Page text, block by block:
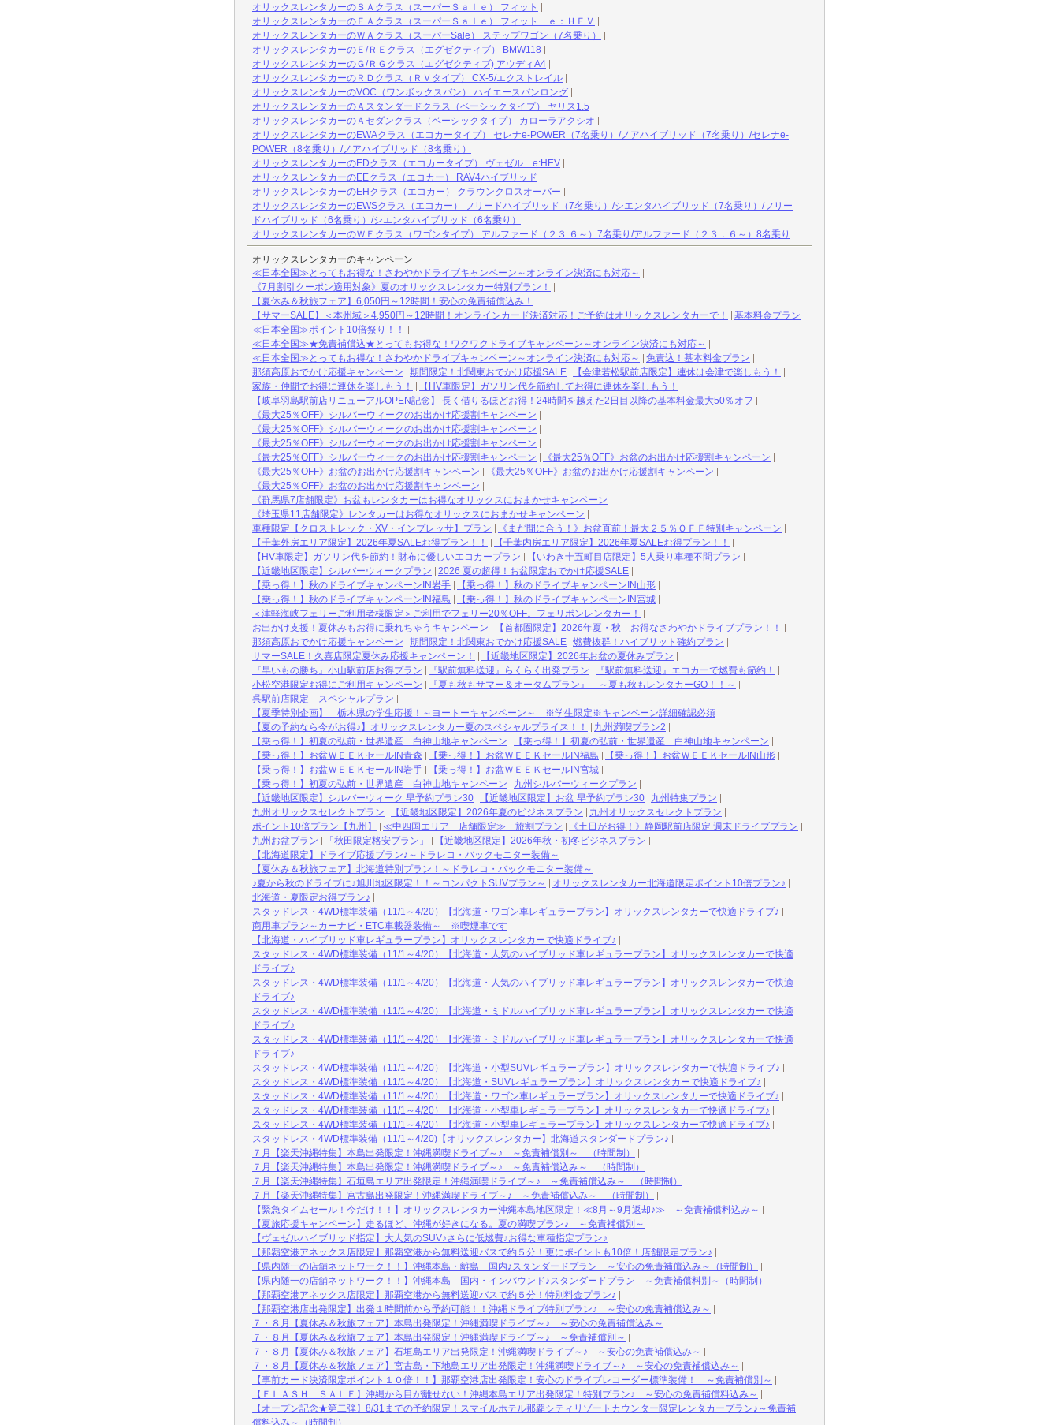
オリックスレンタカーのＳＡクラス（スーパーＳａｌｅ） フィット
オリックスレンタカーのＥＡクラス（スーパーＳａｌｅ） フィット ｅ：ＨＥＶ
オリックスレンタカーのＷＡクラス（スーパーSale） ステップワゴン（7名乗り）
オリックスレンタカーのＥ/ＲＥクラス（エグゼクティブ） BMW118
オリックスレンタカーのＧ/ＲＧクラス（エグゼクティブ) アウディA4
オリックスレンタカーのＲＤクラス（ＲＶタイプ） CX-5/エクストレイル
オリックスレンタカーのVOC（ワンボックスバン） ハイエースバンロング
オリックスレンタカーのＡスタンダードクラス（ベーシックタイプ） ヤリス1.5
オリックスレンタカーのＡセダンクラス（ベーシックタイプ） カローラアクシオ
オリックスレンタカーのEWAクラス（エコカータイプ） セレナe-POWER（7名乗り）/ノアハイブリッド（7名乗り）/セレナe-
POWER（8名乗り）/ノアハイブリッド（8名乗り）
オリックスレンタカーのEDクラス（エコカータイプ） ヴェゼル e:HEV
オリックスレンタカーのEEクラス（エコカー） RAV4ハイブリッド
オリックスレンタカーのEHクラス（エコカー） クラウンクロスオーバー
オリックスレンタカーのEWSクラス（エコカー） フリードハイブリッド（7名乗り）/シエンタハイブリッド（7名乗り）/フリー
ドハイブリッド（6名乗り）/シエンタハイブリッド（6名乗り）
オリックスレンタカーのＷＥクラス（ワゴンタイプ） アルファード（２３.６～）7名乗り/アルファード（２３．６～）8名乗り
オリックスレンタカーのキャンペーン
≪日本全国≫とってもお得な！さわやかドライブキャンペーン～オンライン決済にも対応～
《7月割引クーポン適用対象》夏のオリックスレンタカー特別プラン！
【夏休み＆秋旅フェア】6,050円～12時間！安心の免責補償込み！
【サマーSALE】＜本州域＞4,950円～12時間！オンラインカード決済対応！ご予約はオリックスレンタカーで！
基本料金プラン
≪日本全国≫ポイント10倍祭り！！
≪日本全国≫★免責補償込★とってもお得な！ワクワクドライブキャンペーン～オンライン決済にも対応～
≪日本全国≫とってもお得な！さわやかドライブキャンペーン～オンライン決済にも対応～
免責込！基本料金プラン
那須高原おでかけ応援キャンペーン
期間限定！北関東おでかけ応援SALE
【会津若松駅前店限定】連休は会津で楽しもう！
家族・仲間でお得に連休を楽しもう！
【HV車限定】ガソリン代を節約してお得に連休を楽しもう！
【岐阜羽島駅前店リニューアルOPEN記念】 長く借りるほどお得！24時間を越えた2日目以降の基本料金最大50％オフ
《最大25％OFF》シルバーウィークのお出かけ応援割キャンペーン
《最大25％OFF》シルバーウィークのお出かけ応援割キャンペーン
《最大25％OFF》シルバーウィークのお出かけ応援割キャンペーン
《最大25％OFF》シルバーウィークのお出かけ応援割キャンペーン
《最大25％OFF》お盆のお出かけ応援割キャンペーン
《最大25％OFF》お盆のお出かけ応援割キャンペーン
《最大25％OFF》お盆のお出かけ応援割キャンペーン
《最大25％OFF》お盆のお出かけ応援割キャンペーン
《群馬県7店舗限定》お盆もレンタカーはお得なオリックスにおまかせキャンペーン
《埼玉県11店舗限定》レンタカーはお得なオリックスにおまかせキャンペーン
車種限定【クロストレック・XV・インプレッサ】プラン
《まだ間に合う！》お盆直前！最大２５％ＯＦＦ特別キャンペーン
【千葉外房エリア限定】2026年夏SALEお得プラン！！
【千葉内房エリア限定】2026年夏SALEお得プラン！！
【HV車限定】ガソリン代を節約！財布に優しいエコカープラン
【いわき十五町目店限定】5人乗り車種不問プラン
【近畿地区限定】シルバーウィークプラン
2026 夏の超得！お盆限定おでかけ応援SALE
【乗っ得！】秋のドライブキャンペーンIN岩手
【乗っ得！】秋のドライブキャンペーンIN山形
【乗っ得！】秋のドライブキャンペーンIN福島
【乗っ得！】秋のドライブキャンペーンIN宮城
＜津軽海峡フェリーご利用者様限定＞ご利用でフェリー20％OFF。フェリポンレンタカー！
お出かけ支援！夏休みもお得に乗れちゃうキャンペーン
【首都圏限定】2026年夏・秋 お得なさわやかドライブプラン！！
那須高原おでかけ応援キャンペーン
期間限定！北関東おでかけ応援SALE 燃費抜群！ハイブリット確約プラン
サマーSALE！久喜店限定夏休み応援キャンペーン！
【近畿地区限定】2026年お盆の夏休みプラン
『早いもの勝ち』小山駅前店お得プラン
『駅前無料送迎』らくらく出発プラン
『駅前無料送迎』エコカーで燃費も節約！
小松空港限定お得にご利用キャンペーン
『夏も秋もサマー＆オータムプラン』 ～夏も秋もレンタカーGO！！～
呉駅前店限定 スペシャルプラン
【夏季特別企画】 栃木県の学生応援！～ヨートーキャンペーン～ ※学生限定※キャンペーン詳細確認必須
【夏の予約なら今がお得♪】オリックスレンタカー夏のスペシャルプライス！！
九州満喫プラン2
【乗っ得！】初夏の弘前・世界遺産 白神山地キャンペーン
【乗っ得！】初夏の弘前・世界遺産 白神山地キャンペーン
【乗っ得！】お盆ＷＥＥＫセールIN青森
【乗っ得！】お盆ＷＥＥＫセールIN福島
【乗っ得！】お盆ＷＥＥＫセールIN山形
【乗っ得！】お盆ＷＥＥＫセールIN岩手
【乗っ得！】お盆ＷＥＥＫセールIN宮城
【乗っ得！】初夏の弘前・世界遺産 白神山地キャンペーン
九州シルバーウィークプラン
【近畿地区限定】シルバーウィーク 早予約プラン30
【近畿地区限定】お盆 早予約プラン30
九州特集プラン
九州オリックスセレクトプラン
【近畿地区限定】2026年夏のビジネスプラン
九州オリックスセレクトプラン
ポイント10倍プラン【九州】
≪中四国エリア 店舗限定≫ 旅割プラン
《土日がお得！》静岡駅前店限定 週末ドライブプラン
九州お盆プラン
「秋田限定格安プラン」
【近畿地区限定】2026年秋・初冬ビジネスプラン
【北海道限定】ドライブ応援プラン♪～ドラレコ・バックモニター装備～
【夏休み＆秋旅フェア】北海道特別プラン！～ドラレコ・バックモニター装備～
♪夏から秋のドライブに♪旭川地区限定！！～コンパクトSUVプラン～
オリックスレンタカー北海道限定ポイント10倍プラン♪
北海道・夏限定お得プラン♪
スタッドレス・4WD標準装備（11/1～4/20）【北海道・ワゴン車レギュラープラン】オリックスレンタカーで快適ドライブ♪
商用車プラン～カーナビ・ETC車載器装備～ ※喫煙車です
【北海道・ハイブリッド車レギュラープラン】オリックスレンタカーで快適ドライブ♪
スタッドレス・4WD標準装備（11/1～4/20）【北海道・人気のハイブリッド車レギュラープラン】オリックスレンタカーで快適
ドライブ♪
スタッドレス・4WD標準装備（11/1～4/20）【北海道・人気のハイブリッド車レギュラープラン】オリックスレンタカーで快適
ドライブ♪
スタッドレス・4WD標準装備（11/1～4/20）【北海道・ミドルハイブリッド車レギュラープラン】オリックスレンタカーで快適
ドライブ♪
スタッドレス・4WD標準装備（11/1～4/20）【北海道・ミドルハイブリッド車レギュラープラン】オリックスレンタカーで快適
ドライブ♪
スタッドレス・4WD標準装備（11/1～4/20）【北海道・小型SUVレギュラープラン】オリックスレンタカーで快適ドライブ♪
スタッドレス・4WD標準装備（11/1～4/20）【北海道・SUVレギュラープラン】オリックスレンタカーで快適ドライブ♪
スタッドレス・4WD標準装備（11/1～4/20）【北海道・ワゴン車レギュラープラン】オリックスレンタカーで快適ドライブ♪
スタッドレス・4WD標準装備（11/1～4/20）【北海道・小型車レギュラープラン】オリックスレンタカーで快適ドライブ♪
スタッドレス・4WD標準装備（11/1～4/20）【北海道・小型車レギュラープラン】オリックスレンタカーで快適ドライブ♪
スタッドレス・4WD標準装備（11/1～4/20)【オリックスレンタカー】北海道スタンダードプラン♪
７月【楽天沖縄特集】本島出発限定！沖縄満喫ドライブ～♪ ～免責補償別～ （時間制）
７月【楽天沖縄特集】本島出発限定！沖縄満喫ドライブ～♪ ～免責補償込み～ （時間制）
７月【楽天沖縄特集】石垣島エリア出発限定！沖縄満喫ドライブ～♪ ～免責補償込み～ （時間制）
７月【楽天沖縄特集】宮古島出発限定！沖縄満喫ドライブ～♪ ～免責補償込み～ （時間制）
【緊急タイムセール！今だけ！！】オリックスレンタカー沖縄本島地区限定！≪8月～9月返却♪≫ ～免責補償料込み～
【夏旅応援キャンペーン】走るほど、沖縄が好きになる。夏の満喫プラン♪ ～免責補償別～
【ヴェゼルハイブリッド指定】大人気のSUV♪さらに低燃費♪お得な車種指定プラン♪
【那覇空港アネックス店限定】那覇空港から無料送迎バスで約５分！更にポイントも10倍！店舗限定プラン♪
【県内随一の店舗ネットワーク！！】沖縄本島・離島 国内♪スタンダードプラン ～安心の免責補償込み～（時間制）
【県内随一の店舗ネットワーク！！】沖縄本島 国内・インバウンド♪スタンダードプラン ～免責補償料別～（時間制）
【那覇空港アネックス店限定】那覇空港から無料送迎バスで約５分！特別料金プラン♪
【那覇空港店出発限定】出発１時間前から予約可能！！沖縄ドライブ特別プラン♪ ～安心の免責補償込み～
７・８月【夏休み＆秋旅フェア】本島出発限定！沖縄満喫ドライブ～♪ ～安心の免責補償込み～
７・８月【夏休み＆秋旅フェア】本島出発限定！沖縄満喫ドライブ～♪ ～免責補償別～
７・８月【夏休み＆秋旅フェア】石垣島エリア出発限定！沖縄満喫ドライブ～♪ ～安心の免責補償込み～
７・８月【夏休み＆秋旅フェア】宮古島・下地島エリア出発限定！沖縄満喫ドライブ～♪ ～安心の免責補償込み～
【事前カード決済限定ポイント１０倍！！】那覇空港店出発限定！安心のドライブレコーダー標準装備！ ～免責補償別～
【ＦＬＡＳＨ ＳＡＬＥ】沖縄から目が離せない！沖縄本島エリア出発限定！特別プラン♪ ～安心の免責補償料込み～
【オープン記念★第二弾】8/31までの予約限定！スマイルホテル那覇シティリゾートカウンター限定レンタカープラン♪～免責補